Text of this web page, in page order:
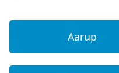
Aarup